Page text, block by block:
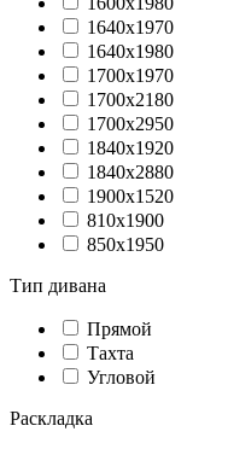
1640х1970
1640х1980
1700х1970
1700х2180
1700х2950
1840х1920
1840х2880
1900х1520
810х1900
850х1950
Тип дивана
Прямой
Тахта
Угловой
Раскладка